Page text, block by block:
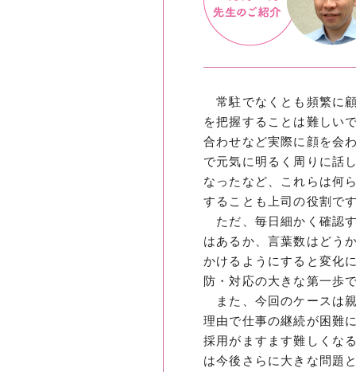
常駐でなくとも頻繁に
を把握することは難しい
合わせなど実際に顔を会
で元気に明るく周りに話
なったなど、これらは何
することも上司の役割で
ただ、毎日細かく確認
はあるか、言葉数はどう
かけるようにすると変化
防・対応の大きな第一歩
また、今回のケースは
理由で仕事の継続が困難
採用がますます難しくな
は今後さらに大きな問題